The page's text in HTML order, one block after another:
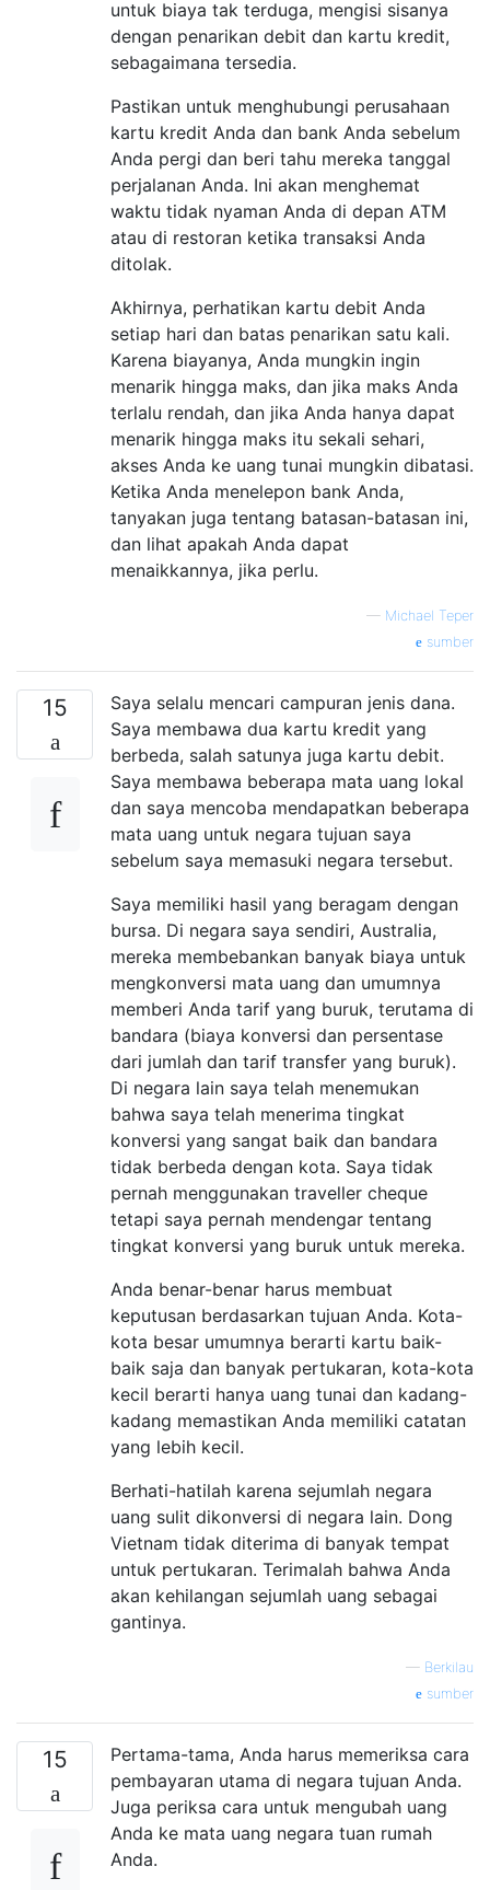
untuk biaya tak terduga, mengisi sisanya
dengan penarikan debit dan kartu kredit,
sebagaimana tersedia.
Pastikan untuk menghubungi perusahaan
kartu kredit Anda dan bank Anda sebelum
Anda pergi dan beri tahu mereka tanggal
perjalanan Anda. Ini akan menghemat
waktu tidak nyaman Anda di depan ATM
atau di restoran ketika transaksi Anda
ditolak.
Akhirnya, perhatikan kartu debit Anda
setiap hari dan batas penarikan satu kali.
Karena biayanya, Anda mungkin ingin
menarik hingga maks, dan jika maks Anda
terlalu rendah, dan jika Anda hanya dapat
menarik hingga maks itu sekali sehari,
akses Anda ke uang tunai mungkin dibatasi.
Ketika Anda menelepon bank Anda,
tanyakan juga tentang batasan-batasan ini,
dan lihat apakah Anda dapat
menaikkannya, jika perlu.
— Michael Teper
sumber
15
Saya selalu mencari campuran jenis dana.
Saya membawa dua kartu kredit yang
berbeda, salah satunya juga kartu debit.
Saya membawa beberapa mata uang lokal
dan saya mencoba mendapatkan beberapa
mata uang untuk negara tujuan saya
sebelum saya memasuki negara tersebut.
Saya memiliki hasil yang beragam dengan
bursa. Di negara saya sendiri, Australia,
mereka membebankan banyak biaya untuk
mengkonversi mata uang dan umumnya
memberi Anda tarif yang buruk, terutama di
bandara (biaya konversi dan persentase
dari jumlah dan tarif transfer yang buruk).
Di negara lain saya telah menemukan
bahwa saya telah menerima tingkat
konversi yang sangat baik dan bandara
tidak berbeda dengan kota. Saya tidak
pernah menggunakan traveller cheque
tetapi saya pernah mendengar tentang
tingkat konversi yang buruk untuk mereka.
Anda benar-benar harus membuat
keputusan berdasarkan tujuan Anda. Kota-
kota besar umumnya berarti kartu baik-
baik saja dan banyak pertukaran, kota-kota
kecil berarti hanya uang tunai dan kadang-
kadang memastikan Anda memiliki catatan
yang lebih kecil.
Berhati-hatilah karena sejumlah negara
uang sulit dikonversi di negara lain. Dong
Vietnam tidak diterima di banyak tempat
untuk pertukaran. Terimalah bahwa Anda
akan kehilangan sejumlah uang sebagai
gantinya.
— Berkilau
sumber
15
Pertama-tama, Anda harus memeriksa cara
pembayaran utama di negara tujuan Anda.
Juga periksa cara untuk mengubah uang
Anda ke mata uang negara tuan rumah
Anda.